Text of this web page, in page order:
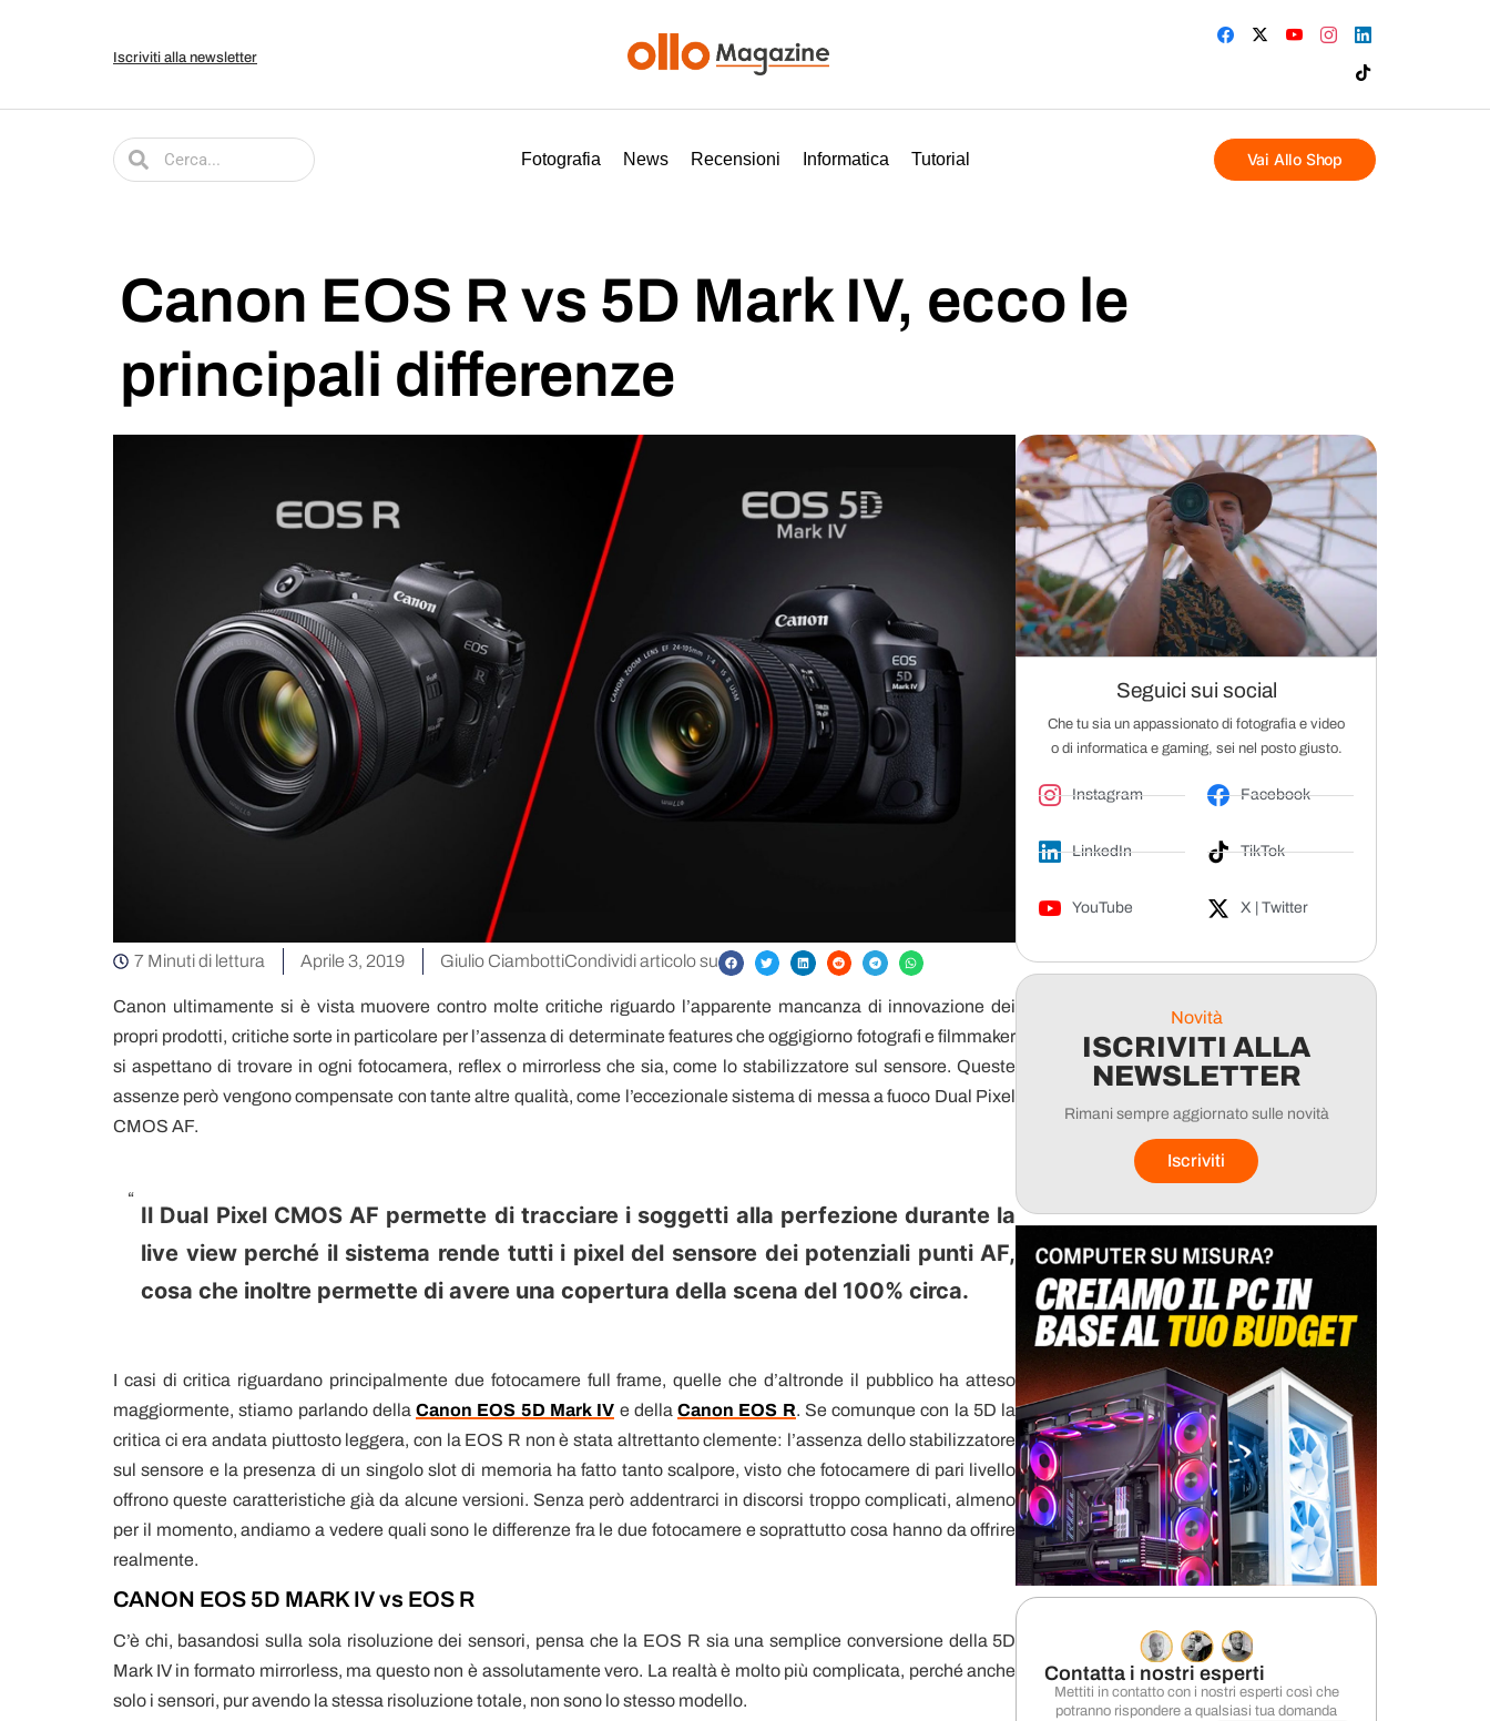
Iscriviti alla newsletter
Fotografia News Recensioni Informatica Tutorial Vai Allo Shop
Canon EOS R vs 5D Mark IV, ecco le
principali differenze
7 Minuti di lettura Aprile 3, 2019 Giulio CiambottiCondividi articolo su
Canon ultimamente si è vista muovere contro molte critiche riguardo l’apparente mancanza di innovazione dei
propri prodotti, critiche sorte in particolare per l’assenza di determinate features che oggigiorno fotografi e filmmaker
si aspettano di trovare in ogni fotocamera, reflex o mirrorless che sia, come lo stabilizzatore sul sensore. Queste
assenze però vengono compensate con tante altre qualità, come l’eccezionale sistema di messa a fuoco Dual Pixel
CMOS AF.
Il Dual Pixel CMOS AF permette di tracciare i soggetti alla perfezione durante la
live view perché il sistema rende tutti i pixel del sensore dei potenziali punti AF,
cosa che inoltre permette di avere una copertura della scena del 100% circa.
I casi di critica riguardano principalmente due fotocamere full frame, quelle che d’altronde il pubblico ha atteso
maggiormente, stiamo parlando dellaCanon EOS 5D Mark IV e dellaCanon EOS R. Se comunque con la 5D la
critica ci era andata piuttosto leggera, con la EOS R non è stata altrettanto clemente: l’assenza dello stabilizzatore
sul sensore e la presenza di un singolo slot di memoria ha fatto tanto scalpore, visto che fotocamere di pari livello
offrono queste caratteristiche già da alcune versioni. Senza però addentrarci in discorsi troppo complicati, almeno
per il momento, andiamo a vedere quali sono le differenze fra le due fotocamere e soprattutto cosa hanno da offrire
realmente.
CANON EOS 5D MARK IV vs EOS R
C’è chi, basandosi sulla sola risoluzione dei sensori, pensa che la EOS R sia una semplice conversione della 5D
Mark IV in formato mirrorless, ma questo non è assolutamente vero. La realtà è molto più complicata, perché anche
solo i sensori, pur avendo la stessa risoluzione totale, non sono lo stesso modello.
Seguici sui social
Che tu sia un appassionato di fotografia e video
o di informatica e gaming, sei nel posto giusto.
Instagram
LinkedIn
YouTube
Facebook
TikTok
X | Twitter
Novità
ISCRIVITI ALLA
NEWSLETTER
Rimani sempre aggiornato sulle novità
Iscriviti
Contatta i nostri esperti
Mettiti in contatto con i nostri esperti così che
potranno rispondere a qualsiasi tua domanda